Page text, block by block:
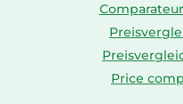
Price